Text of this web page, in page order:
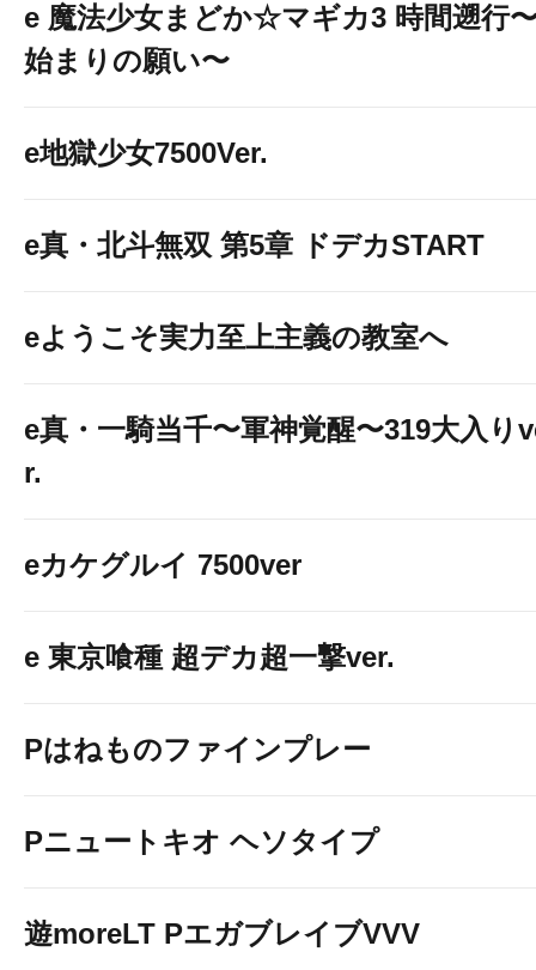
e 魔法少女まどか☆マギカ3 時間遡行
始まりの願い〜
e地獄少女7500Ver.
e真・北斗無双 第5章 ドデカSTART
eようこそ実力至上主義の教室へ
e真・一騎当千〜軍神覚醒〜319大入り
r.
eカケグルイ 7500ver
e 東京喰種 超デカ超一撃ver.
Pはねものファインプレー
Pニュートキオ ヘソタイプ
遊moreLT PエガブレイブVVV